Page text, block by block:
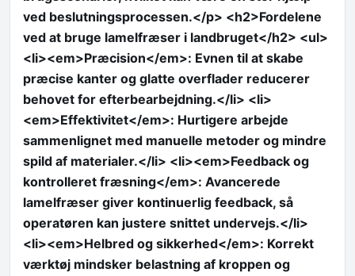
ved beslutningsprocessen.</p> <h2>Fordelene
ved at bruge lamelfræser i landbruget</h2> <ul>
<li><em>Præcision</em>: Evnen til at skabe
præcise kanter og glatte overflader reducerer
behovet for efterbearbejdning.</li> <li>
<em>Effektivitet</em>: Hurtigere arbejde
sammenlignet med manuelle metoder og mindre
spild af materialer.</li> <li><em>Feedback og
kontrolleret fræsning</em>: Avancerede
lamelfræser giver kontinuerlig feedback, så
operatøren kan justere snittet undervejs.</li>
<li><em>Helbred og sikkerhed</em>: Korrekt
værktøj mindsker belastning af kroppen og